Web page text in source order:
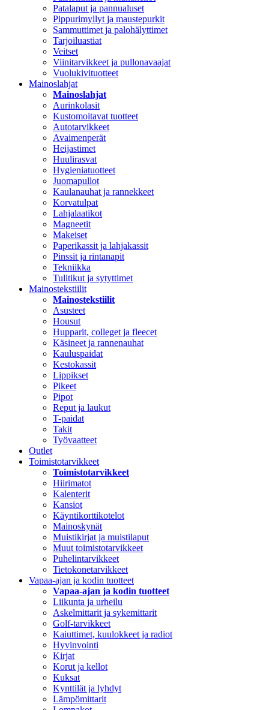
Patalaput ja pannualuset
Pippurimyllyt ja maustepurkit
Sammuttimet ja palohälyttimet
Tarjoiluastiat
Veitset
Viinitarvikkeet ja pullonavaajat
Vuolukivituotteet
Mainoslahjat
Mainoslahjat
Aurinkolasit
Kustomoitavat tuotteet
Autotarvikkeet
Avaimenperät
Heijastimet
Huulirasvat
Hygieniatuotteet
Juomapullot
Kaulanauhat ja rannekkeet
Korvatulpat
Lahjalaatikot
Magneetit
Makeiset
Paperikassit ja lahjakassit
Pinssit ja rintanapit
Tekniikka
Tulitikut ja sytyttimet
Mainostekstiilit
Mainostekstiilit
Asusteet
Housut
Hupparit, colleget ja fleecet
Käsineet ja rannenauhat
Kauluspaidat
Kestokassit
Lippikset
Pikeet
Pipot
Reput ja laukut
T-paidat
Takit
Työvaatteet
Outlet
Toimistotarvikkeet
Toimistotarvikkeet
Hiirimatot
Kalenterit
Kansiot
Käyntikorttikotelot
Mainoskynät
Muistikirjat ja muistilaput
Muut toimistotarvikkeet
Puhelintarvikkeet
Tietokonetarvikkeet
Vapaa-ajan ja kodin tuotteet
Vapaa-ajan ja kodin tuotteet
Liikunta ja urheilu
Askelmittarit ja sykemittarit
Golf-tarvikkeet
Kaiuttimet, kuulokkeet ja radiot
Hyvinvointi
Kirjat
Korut ja kellot
Kuksat
Kynttilät ja lyhdyt
Lämpömittarit